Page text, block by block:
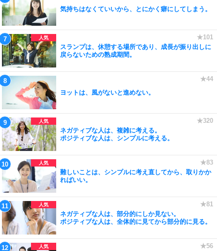
気持ちはなくていいから、とにかく癖にしてしまう。
スランプは、休憩する場所であり、成長が振り出しに
戻らないための熟成期間。
ヨットは、風がないと進めない。
ネガティブな人は、複雑に考える。
ポジティブな人は、シンプルに考える。
難しいことは、シンプルに考え直してから、取りかか
ればいい。
ネガティブな人は、部分的にしか見ない。
ポジティブな人は、全体的に見てから部分的に見る。